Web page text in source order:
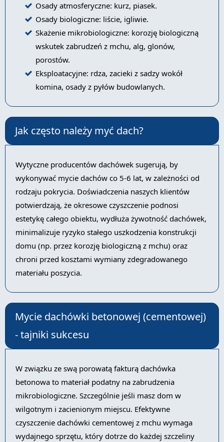
Osady atmosferyczne: kurz, piasek.
Osady biologiczne: liście, igliwie.
Skażenie mikrobiologiczne: korozję biologiczną
wskutek zabrudzeń z mchu, alg, glonów,
porostów.
Eksploatacyjne: rdza, zacieki z sadzy wokół
komina, osady z pyłów budowlanych.
Jak często należy myć dach?
Wytyczne producentów dachówek sugerują, by
wykonywać mycie dachów co 5-6 lat, w zależności od
rodzaju pokrycia. Doświadczenia naszych klientów
potwierdzają, że okresowe czyszczenie podnosi
estetykę całego obiektu, wydłuża żywotność dachówek,
minimalizuje ryzyko stałego uszkodzenia konstrukcji
domu (np. przez korozję biologiczną z mchu) oraz
chroni przed kosztami wymiany zdegradowanego
materiału poszycia.
Mycie dachówki betonowej (cementowej)
- tajniki sukcesu
W związku ze swą porowatą fakturą dachówka
betonowa to materiał podatny na zabrudzenia
mikrobiologiczne. Szczególnie jeśli masz dom w
wilgotnym i zacienionym miejscu. Efektywne
czyszczenie dachówki cementowej z mchu wymaga
wydajnego sprzętu, który dotrze do każdej szczeliny